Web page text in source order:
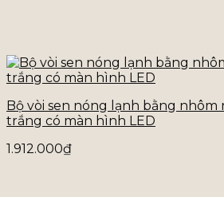
Bộ vòi sen nóng lạnh bằng nhôm
trắng có màn hình LED
1.912.000₫